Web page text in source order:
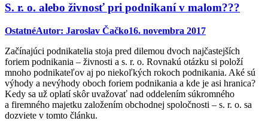
S. r. o. alebo živnosť pri podnikaní v malom???
OstatnéAutor: Jaroslav Čačko16. novembra 2017
Začínajúci podnikatelia stoja pred dilemou dvoch najčastejších
foriem podnikania – živnosti a s. r. o. Rovnakú otázku si položí
mnoho podnikateľov aj po niekoľkých rokoch podnikania. Aké sú
výhody a nevýhody oboch foriem podnikania a kde je asi hranica?
Kedy sa už oplatí skôr uvažovať nad oddelením súkromného
a firemného majetku založením obchodnej spoločnosti – s. r. o. sa
dozviete v tomto článku.